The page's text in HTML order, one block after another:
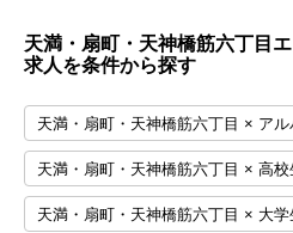
天満・扇町・天神橋筋六丁目
求人を条件から探す
天満・扇町・天神橋筋六丁目 × アル
天満・扇町・天神橋筋六丁目 × 高校
天満・扇町・天神橋筋六丁目 × 大学